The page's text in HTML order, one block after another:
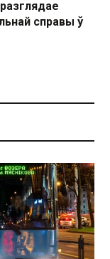
справы ў